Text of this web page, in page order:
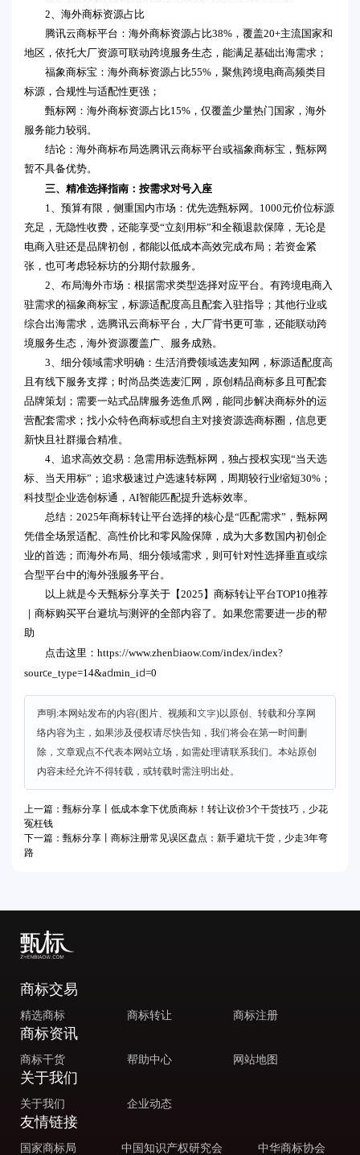
2、海外商标资源占比
腾讯云商标平台：海外商标资源占比38%，覆盖20+主流国家和
地区，依托大厂资源可联动跨境服务生态，能满足基础出海需求；
福象商标宝：海外商标资源占比55%，聚焦跨境电商高频类目
标源，合规性与适配性更强；
甄标网：海外商标资源占比15%，仅覆盖少量热门国家，海外
服务能力较弱。
结论：海外商标布局选腾讯云商标平台或福象商标宝，甄标网
暂不具备优势。
三、精准选择指南：按需求对号入座
1、预算有限，侧重国内市场：优先选甄标网。1000元价位标源
充足，无隐性收费，还能享受“立刻用标”和全额退款保障，无论是
电商入驻还是品牌初创，都能以低成本高效完成布局；若资金紧
张，也可考虑轻标坊的分期付款服务。
2、布局海外市场：根据需求类型选择对应平台。有跨境电商入
驻需求的福象商标宝，标源适配度高且配套入驻指导；其他行业或
综合出海需求，选腾讯云商标平台，大厂背书更可靠，还能联动跨
境服务生态，海外资源覆盖广、服务成熟。
3、细分领域需求明确：生活消费领域选麦知网，标源适配度高
且有线下服务支撑；时尚品类选麦汇网，原创精品商标多且可配套
品牌策划；需要一站式品牌服务选鱼爪网，能同步解决商标外的运
营配套需求；找小众特色商标或想自主对接资源选商标圈，信息更
新快且社群撮合精准。
4、追求高效交易：急需用标选甄标网，独占授权实现“当天选
标、当天用标”；追求极速过户选速转标网，周期较行业缩短30%；
科技型企业选创标通，AI智能匹配提升选标效率。
总结：2025年商标转让平台选择的核心是“匹配需求”，甄标网
凭借全场景适配、高性价比和零风险保障，成为大多数国内初创企
业的首选；而海外布局、细分领域需求，则可针对性选择垂直或综
合型平台中的海外强服务平台。
以上就是今天甄标分享关于【2025】商标转让平台TOP10推荐
｜商标购买平台避坑与测评的全部内容了。如果您需要进一步的帮
助
点击这里： https://www.zhenbiaow.com/index/index?
source_type=14&admin_id=0
声明:本网站发布的内容(图片、视频和文字)以原创、转载和分享网
络内容为主，如果涉及侵权请尽快告知，我们将会在第一时间删
除，文章观点不代表本网站立场，如需处理请联系我们。本站原创
内容未经允许不得转载，或转载时需注明出处。
上一篇：甄标分享丨低成本拿下优质商标！转让议价3个干货技巧，少花
冤枉钱
下一篇：甄标分享丨商标注册常见误区盘点：新手避坑干货，少走3年弯
路
商标交易
精选商标 商标转让 商标注册
商标资讯
商标干货 帮助中心 网站地图
关于我们
关于我们 企业动态
友情链接
国家商标局 中国知识产权研究会 中华商标协会